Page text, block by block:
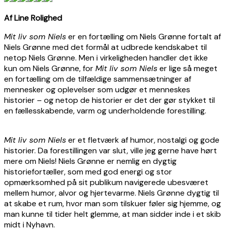
Af Line Rolighed
Mit liv som Nielser en fortælling om Niels Grønne fortalt af
Niels Grønne med det formål at udbrede kendskabet til
netop Niels Grønne. Men i virkeligheden handler det ikke
kun om Niels Grønne, forMit liv som Nielser lige så meget
en fortælling om de tilfældige sammensætninger af
mennesker og oplevelser som udgør et menneskes
historier – og netop de historier er det der gør stykket til
en fællesskabende, varm og underholdende forestilling.
Mit liv som Nielser et fletværk af humor, nostalgi og gode
historier. Da forestillingen var slut, ville jeg gerne have hørt
mere om Niels! Niels Grønne er nemlig en dygtig
historiefortæller, som med god energi og stor
opmærksomhed på sit publikum navigerede ubesværet
mellem humor, alvor og hjertevarme. Niels Grønne dygtig til
at skabe et rum, hvor man som tilskuer føler sig hjemme, og
man kunne til tider helt glemme, at man sidder inde i et skib
midt i Nyhavn.